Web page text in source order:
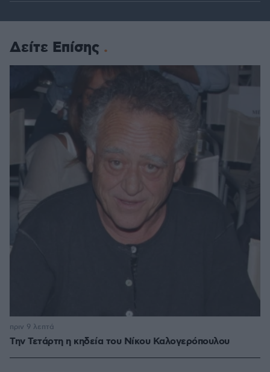
Δείτε Επίσης
Την Τετάρτη η κηδεία του Νίκου Καλογερόπουλου
πριν 9 λεπτά